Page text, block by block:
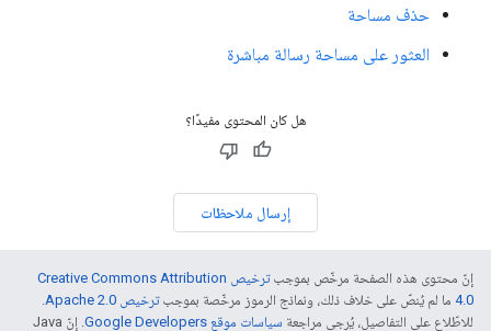
حذف مساحة
العثور على مساحة رسالة مباشرة
هل كان المحتوى مفيدًا؟
إرسال ملاحظات
إنّ محتوى هذه الصفحة مرخّص بموجب
ترخيص Creative Commons Attribution
4.0‏ ما لم يُنصّ على خلاف ذلك، ونماذج الرموز مرخّصة بموجبترخيص Apache 2.0‏
.
للاطّلاع على التفاصيل، يُرجى مراجعة سياسات موقع Google Developers‏
. إنّ Java